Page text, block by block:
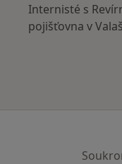
Internisté s
pojišťovna v